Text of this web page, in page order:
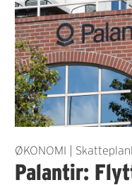
ØKONOMI |
Palantir: